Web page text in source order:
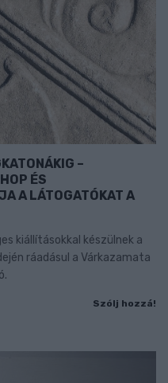
–
ÉS
A LÁTOGATÓKAT A
kiállításokkal készülnek a
ráadásul a Várkazamata
Szólj hozzá!